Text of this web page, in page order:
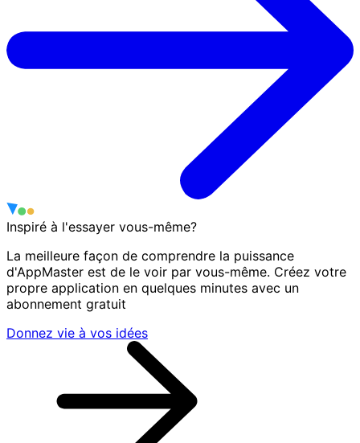
Inspiré à l'essayer vous-même?
La meilleure façon de comprendre la puissance
d'AppMaster est de le voir par vous-même. Créez votre
propre application en quelques minutes avec un
abonnement gratuit
Donnez vie à vos idées